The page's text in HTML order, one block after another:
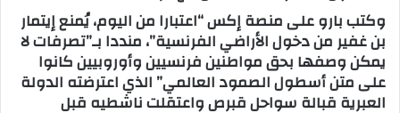
وكتب بارو على منصة إكس “اعتبارا من اليوم، يُمنع إيتمار
بن غفير من دخول الأراضي الفرنسية”، منددا بـ”تصرفات لا
يمكن وصفها بحق مواطنين فرنسيين وأوروبيين كانوا
على متن أسطول الصمود العالمي” الذي اعترضته الدولة
العبرية قبالة سواحل قبرص واعتقلت ناشطيه قبل